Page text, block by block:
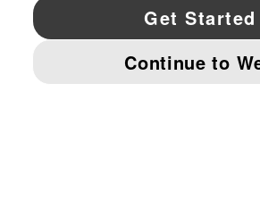
YouTube Twitter Pinterest